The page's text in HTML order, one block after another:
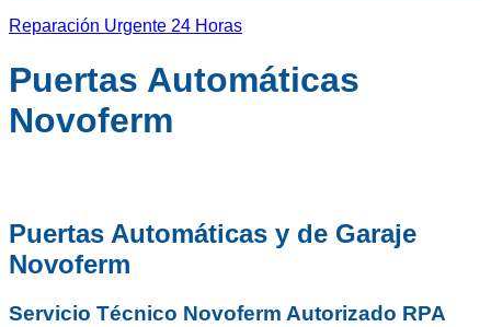
Reparación Urgente 24 Horas
Puertas Automáticas
Novoferm
Puertas Automáticas y de Garaje
Novoferm
Servicio Técnico Novoferm Autorizado RPA